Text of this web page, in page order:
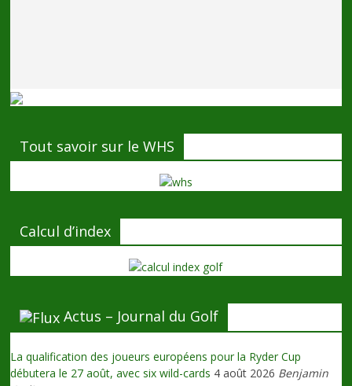
Tout savoir sur le WHS
Calcul d’index
Actus – Journal du Golf
La qualification des joueurs européens pour la Ryder Cup
débutera le 27 août, avec six wild-cards 4 août 2026 Benjamin